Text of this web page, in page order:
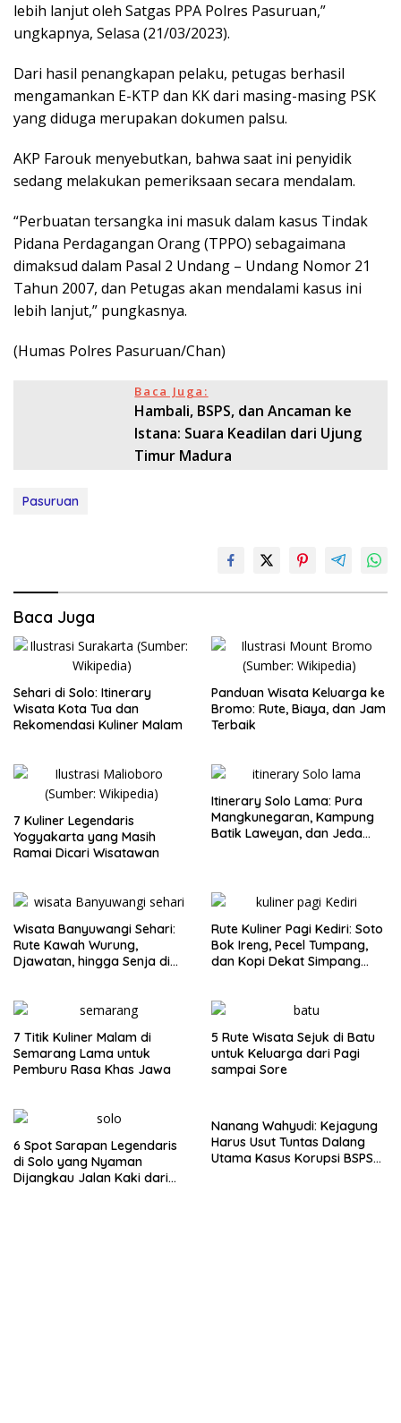
lebih lanjut oleh Satgas PPA Polres Pasuruan,”
ungkapnya, Selasa (21/03/2023).
Dari hasil penangkapan pelaku, petugas berhasil
mengamankan E-KTP dan KK dari masing-masing PSK
yang diduga merupakan dokumen palsu.
AKP Farouk menyebutkan, bahwa saat ini penyidik
sedang melakukan pemeriksaan secara mendalam.
“Perbuatan tersangka ini masuk dalam kasus Tindak
Pidana Perdagangan Orang (TPPO) sebagaimana
dimaksud dalam Pasal 2 Undang – Undang Nomor 21
Tahun 2007, dan Petugas akan mendalami kasus ini
lebih lanjut,” pungkasnya.
(Humas Polres Pasuruan/Chan)
Baca Juga:
Hambali, BSPS, dan Ancaman ke
Istana: Suara Keadilan dari Ujung
Timur Madura
Pasuruan
Baca Juga
Sehari di Solo: Itinerary
Wisata Kota Tua dan
Rekomendasi Kuliner Malam
Panduan Wisata Keluarga ke
Bromo: Rute, Biaya, dan Jam
Terbaik
7 Kuliner Legendaris
Yogyakarta yang Masih
Ramai Dicari Wisatawan
Itinerary Solo Lama: Pura
Mangkunegaran, Kampung
Batik Laweyan, dan Jeda
Wisata Banyuwangi Sehari:
Rute Kawah Wurung,
Djawatan, hingga Senja di
Rute Kuliner Pagi Kediri: Soto
Bok Ireng, Pecel Tumpang,
dan Kopi Dekat Simpang
7 Titik Kuliner Malam di
Semarang Lama untuk
Pemburu Rasa Khas Jawa
5 Rute Wisata Sejuk di Batu
untuk Keluarga dari Pagi
sampai Sore
6 Spot Sarapan Legendaris
di Solo yang Nyaman
Dijangkau Jalan Kaki dari
Nanang Wahyudi: Kejagung
Harus Usut Tuntas Dalang
Utama Kasus Korupsi BSPS